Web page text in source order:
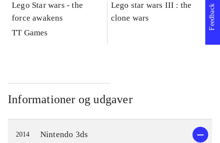
Lego Star wars - the
force awakens
TT Games
Lego star wars III : the
clone wars
Informationer og udgaver
2014 Nintendo 3ds
Feedback